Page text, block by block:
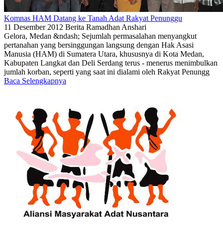
Komnas HAM Datang ke Tanah Adat Rakyat Penunggu
11 Desember 2012 Berita Ramadhan Anshari
Gelora, Medan &ndash; Sejumlah permasalahan menyangkut
pertanahan yang bersinggungan langsung dengan Hak Asasi
Manusia (HAM) di Sumatera Utara, khususnya di Kota Medan,
Kabupaten Langkat dan Deli Serdang terus - menerus menimbulkan
jumlah korban, seperti yang saat ini dialami oleh Rakyat Penungg
Baca Selengkapnya